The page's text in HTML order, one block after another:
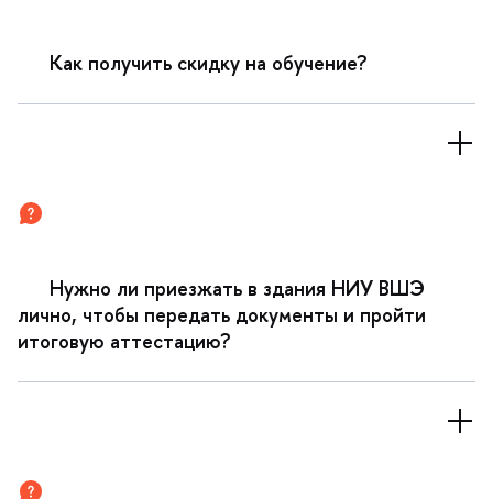
Как получить скидку на обучение?
Нужно ли приезжать в здания НИУ ВШЭ
лично, чтобы передать документы и пройти
итоговую аттестацию?